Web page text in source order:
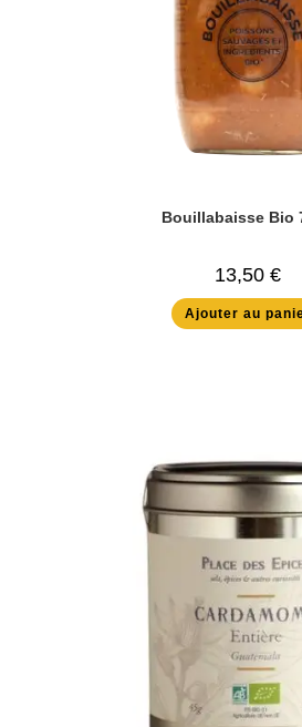
Bouillabaisse Bio
13,50 €
Ajouter au